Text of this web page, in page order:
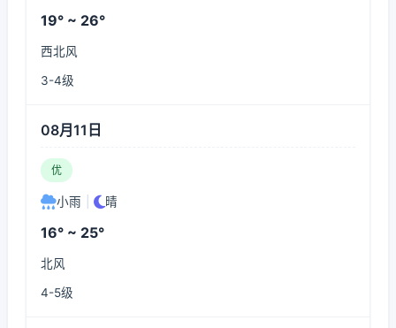
19° ~ 26°
西北风
3-4级
08月11日
优
小雨 晴
16° ~ 25°
北风
4-5级